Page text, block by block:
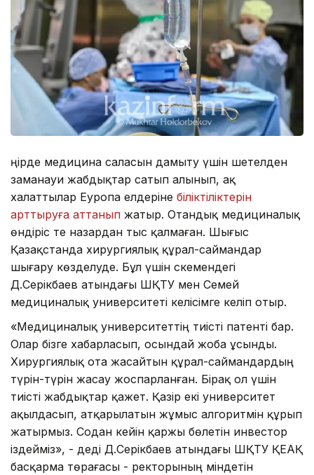
Өңірде медицина саласын дамыту үшін шетелден
заманауи жабдықтар сатып алынып, ақ
халаттылар Еуропа елдеріне біліктіліктерін
арттыруға аттанып жатыр. Отандық медициналық
өндіріс те назардан тыс қалмаған. Шығыс
Қазақстанда хирургиялық құрал-саймандар
шығару көзделуде. Бұл үшін Өскемендегі
Д.Серікбаев атындағы ШҚТУ мен Семей
медициналық университеті келісімге келіп отыр.
«Медициналық университеттің тиісті патенті бар.
Олар бізге хабарласып, осындай жоба ұсынды.
Хирургиялық ота жасайтын құрал-саймандардың
түрін-түрін жасау жоспарланған. Бірақ ол үшін
тиісті жабдықтар қажет. Қазір екі университет
ақылдасып, атқарылатын жұмыс алгоритмін құрып
жатырмыз. Содан кейін қаржы бөлетін инвестор
іздейміз», - деді Д.Серікбаев атындағы ШҚТУ ҚЕАҚ
басқарма төрағасы - ректорының міндетін